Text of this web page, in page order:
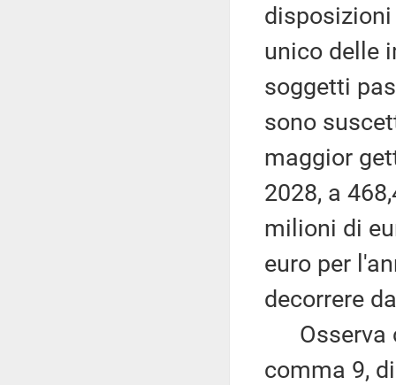
unico delle
soggetti
sono
maggior
2028, a
milioni di
euro per
decorrere
Osserva
comma 9,